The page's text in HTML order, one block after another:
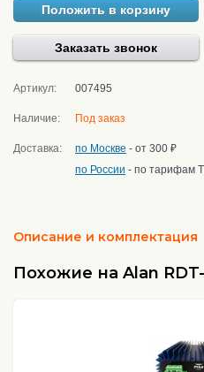
Положить в корзину
Заказать звонок
Артикул: 007495
Наличие: Под заказ
Доставка: по Москве - от 300 ₽
по России - по тарифам
Описание и комплектация
Похожие на Alan